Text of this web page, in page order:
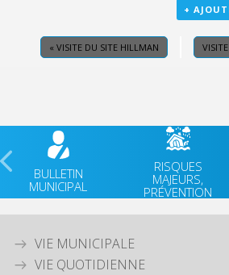
+
« VISITE DU SITE HILLMAN
BULLETIN
MUNICIPAL
RISQUES
MAJEURS,
PRÉVENTION
VIE MUNICIPALE
VIE QUOTIDIENNE